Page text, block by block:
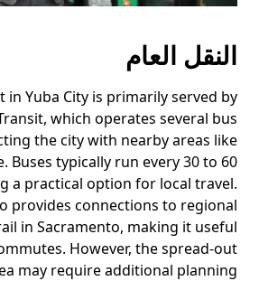
النقل العام
in Yuba City is primarily served by
which operates several bus
the city with nearby areas like
Buses typically run every 30 to 60
a practical option for local travel.
provides connections to regional
in Sacramento, making it useful
However, the spread-out
may require additional planning